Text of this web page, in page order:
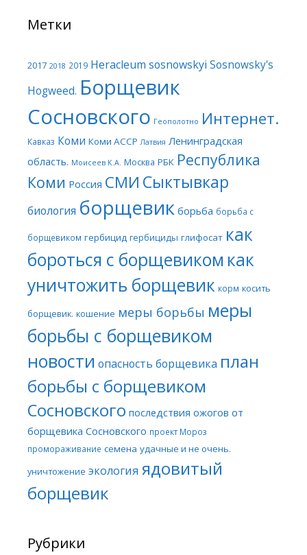
Метки
2017 2018 2019 Heracleum sosnowskyi Sosnowsky's
Hogweed. Борщевик
Сосновского Геополотно Интернет.
Кавказ Коми Коми АССР Латвия Ленинградская
область. Моисеев К.А. Москва РБК Республика
Коми Россия СМИ Сыктывкар
биология борщевик борьба борьба с
борщевиком гербицид гербициды глифосат как
бороться с борщевиком как
уничтожить борщевик корм косить
борщевик. кошение меры борьбы меры
борьбы с борщевиком
новости опасность борщевика план
борьбы с борщевиком
Сосновского последствия ожогов от
борщевика Сосновского проект Мороз
промораживание семена удачные и не очень.
уничтожение экология ядовитый
борщевик
Рубрики